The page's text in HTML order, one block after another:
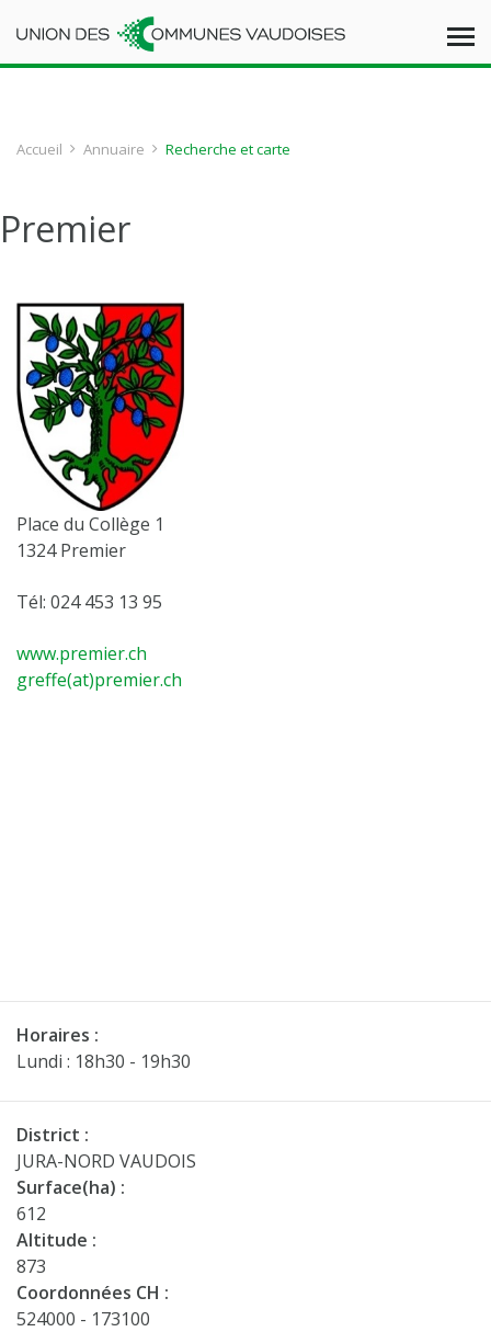
Accueil Annuaire Recherche et carte
Premier
Place du Collège 1
1324 Premier
Tél: 024 453 13 95
www.premier.ch
greffe(at)premier.ch
Horaires :
Lundi : 18h30 - 19h30
District :
JURA-NORD VAUDOIS
Surface(ha) :
612
Altitude :
873
Coordonnées CH :
524000 - 173100